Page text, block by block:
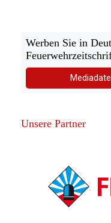
Werben Sie in
Unsere Partner